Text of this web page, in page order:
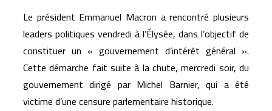
Le président Emmanuel Macron a rencontré plusieurs
leaders politiques vendredi à l’Élysée, dans l’objectif de
constituer un « gouvernement d’intérêt général ».
Cette démarche fait suite à la chute, mercredi soir, du
gouvernement dirigé par Michel Barnier, qui a été
victime d’une censure parlementaire historique.